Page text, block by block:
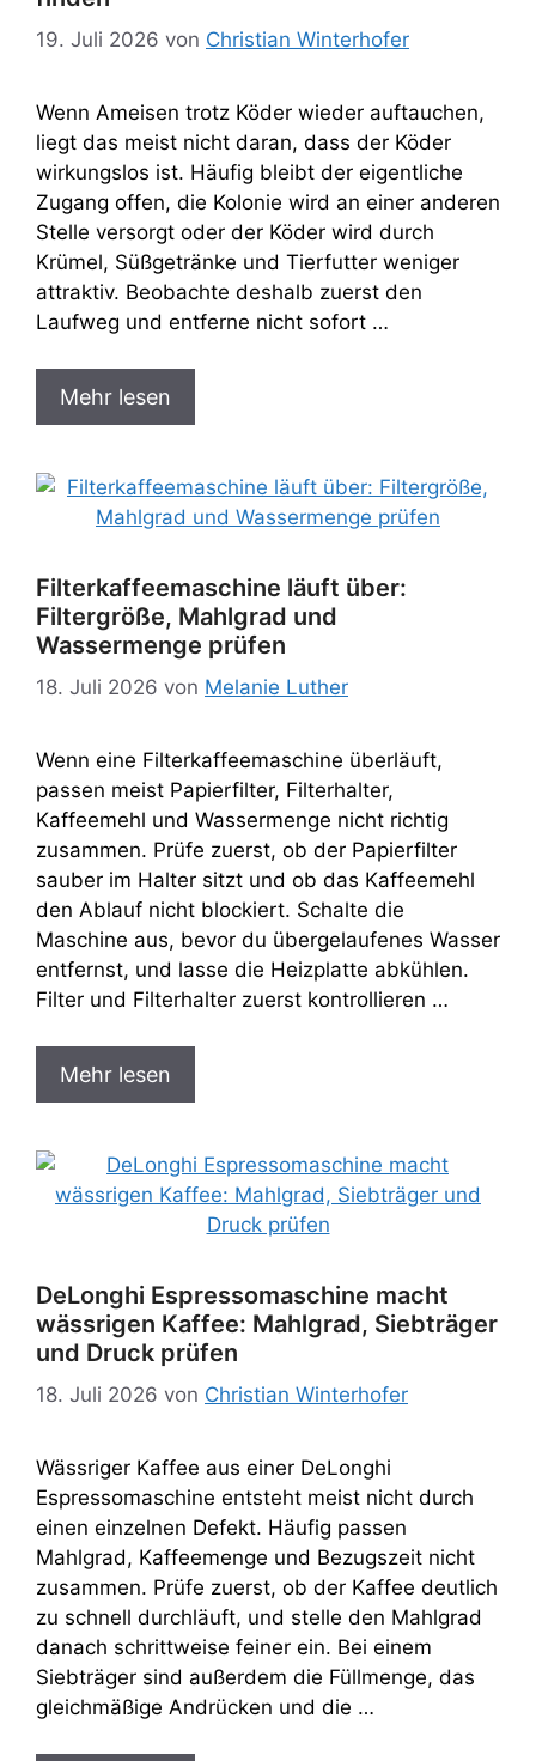
19. Juli 2026 von Christian Winterhofer
Wenn Ameisen trotz Köder wieder auftauchen,
liegt das meist nicht daran, dass der Köder
wirkungslos ist. Häufig bleibt der eigentliche
Zugang offen, die Kolonie wird an einer anderen
Stelle versorgt oder der Köder wird durch
Krümel, Süßgetränke und Tierfutter weniger
attraktiv. Beobachte deshalb zuerst den
Laufweg und entferne nicht sofort …
Mehr lesen
Filterkaffeemaschine läuft über:
Filtergröße, Mahlgrad und
Wassermenge prüfen
18. Juli 2026 von Melanie Luther
Wenn eine Filterkaffeemaschine überläuft,
passen meist Papierfilter, Filterhalter,
Kaffeemehl und Wassermenge nicht richtig
zusammen. Prüfe zuerst, ob der Papierfilter
sauber im Halter sitzt und ob das Kaffeemehl
den Ablauf nicht blockiert. Schalte die
Maschine aus, bevor du übergelaufenes Wasser
entfernst, und lasse die Heizplatte abkühlen.
Filter und Filterhalter zuerst kontrollieren …
Mehr lesen
DeLonghi Espressomaschine macht
wässrigen Kaffee: Mahlgrad, Siebträger
und Druck prüfen
18. Juli 2026 von Christian Winterhofer
Wässriger Kaffee aus einer DeLonghi
Espressomaschine entsteht meist nicht durch
einen einzelnen Defekt. Häufig passen
Mahlgrad, Kaffeemenge und Bezugszeit nicht
zusammen. Prüfe zuerst, ob der Kaffee deutlich
zu schnell durchläuft, und stelle den Mahlgrad
danach schrittweise feiner ein. Bei einem
Siebträger sind außerdem die Füllmenge, das
gleichmäßige Andrücken und die …